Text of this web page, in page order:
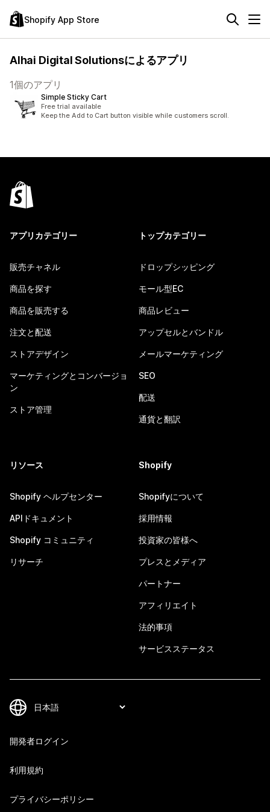
Shopify App Store
Alhai Digital Solutionsによるアプリ
1個のアプリ
Simple Sticky Cart
Free trial available
Keep the Add to Cart button visible while customers scroll.
アプリカテゴリー
販売チャネル
商品を探す
商品を販売する
注文と配送
ストアデザイン
マーケティングとコンバージョ
ン
ストア管理
トップカテゴリー
ドロップシッピング
モール型EC
商品レビュー
アップセルとバンドル
メールマーケティング
SEO
配送
通貨と翻訳
リソース
Shopify ヘルプセンター
APIドキュメント
Shopify コミュニティ
リサーチ
Shopify
Shopifyについて
採用情報
投資家の皆様へ
プレスとメディア
パートナー
アフィリエイト
法的事項
サービスステータス
開発者ログイン
利用規約
プライバシーポリシー